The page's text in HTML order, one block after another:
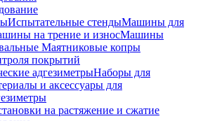
Испытательные стендыМашины для
на трение и износМашины
Маятниковые копры
покрытий
адгезиметрыНаборы для
и аксессуары для
на растяжение и сжатие